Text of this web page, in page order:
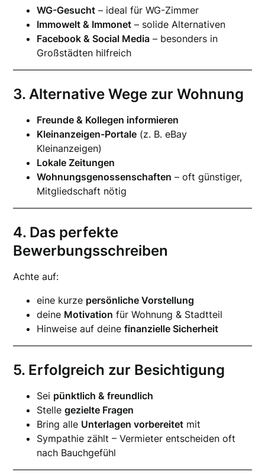
WG-Gesucht – ideal für WG-Zimmer
Immowelt & Immonet – solide Alternativen
Facebook & Social Media – besonders in
Großstädten hilfreich
3. Alternative Wege zur Wohnung
Freunde & Kollegen informieren
Kleinanzeigen-Portale (z. B. eBay
Kleinanzeigen)
Lokale Zeitungen
Wohnungsgenossenschaften – oft günstiger,
Mitgliedschaft nötig
4. Das perfekte
Bewerbungsschreiben
Achte auf:
eine kurze persönliche Vorstellung
deine Motivation für Wohnung & Stadtteil
Hinweise auf deinefinanzielle Sicherheit
5. Erfolgreich zur Besichtigung
Sei pünktlich & freundlich
Stellegezielte Fragen
Bring alle Unterlagen vorbereitet mit
Sympathie zählt – Vermieter entscheiden oft
nach Bauchgefühl